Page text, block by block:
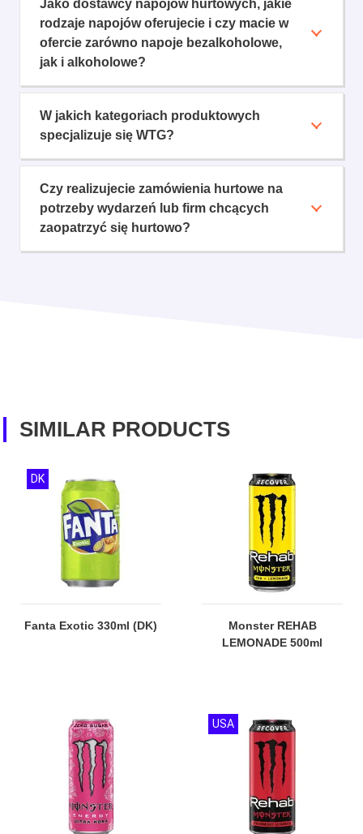
Jako dostawcy napojów hurtowych, jakie
rodzaje napojów oferujecie i czy macie w
ofercie zarówno napoje bezalkoholowe,
jak i alkoholowe?
W jakich kategoriach produktowych
specjalizuje się WTG?
Czy realizujecie zamówienia hurtowe na
potrzeby wydarzeń lub firm chcących
zaopatrzyć się hurtowo?
SIMILAR PRODUCTS
Fanta Exotic 330ml (DK)
DK
Monster REHAB
LEMONADE 500ml
USA